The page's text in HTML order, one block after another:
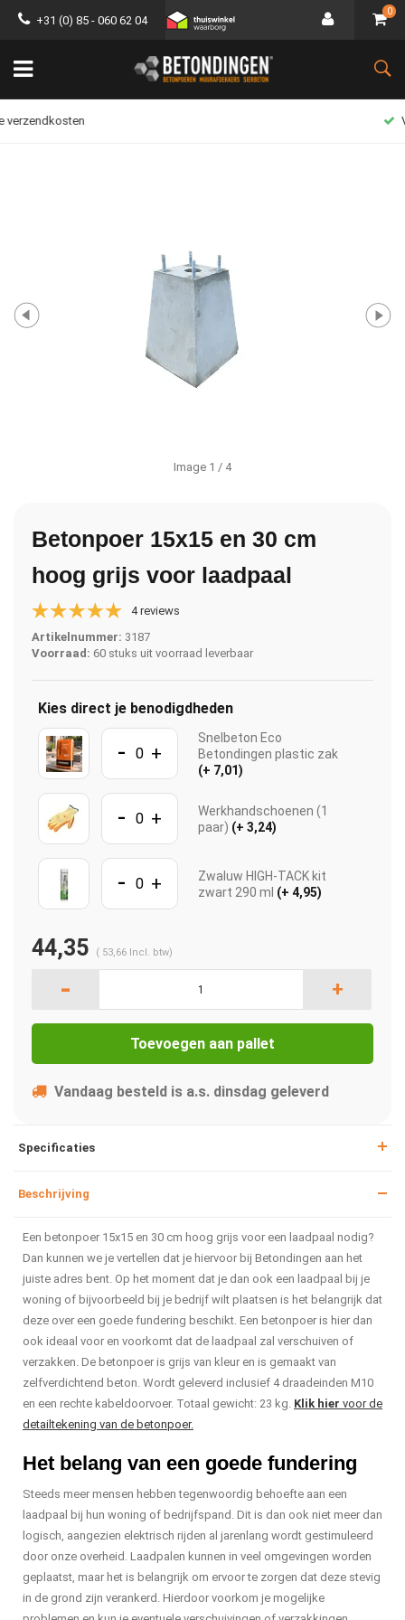
+31 (0) 85 - 060 62 04
0
Image 1 / 4
Betonpoer 15x15 en 30 cm
hoog grijs voor laadpaal
4 reviews
Artikelnummer: 3187
Voorraad: 60 stuks uit voorraad leverbaar
Kies direct je benodigdheden
- +
Snelbeton Eco
Betondingen plastic zak
(+ 7,01)
- +
Werkhandschoenen (1
paar) (+ 3,24)
- +
Zwaluw HIGH-TACK kit
zwart 290 ml (+ 4,95)
44,35 ( 53,66 Incl. btw)
- +
Toevoegen aan pallet
Vandaag besteld is a.s. dinsdag geleverd
Specificaties
Beschrijving
Een betonpoer 15x15 en 30 cm hoog grijs voor een laadpaal nodig?
Dan kunnen we je vertellen dat je hiervoor bij Betondingen aan het
juiste adres bent. Op het moment dat je dan ook een laadpaal bij je
woning of bijvoorbeeld bij je bedrijf wilt plaatsen is het belangrijk dat
deze over een goede fundering beschikt. Een betonpoer is hier dan
ook ideaal voor en voorkomt dat de laadpaal zal verschuiven of
verzakken. De betonpoer is grijs van kleur en is gemaakt van
zelfverdichtend beton. Wordt geleverd inclusief 4 draadeinden M10
en een rechte kabeldoorvoer. Totaal gewicht: 23 kg. Klik hier voor de
detailtekening van de betonpoer.
Het belang van een goede fundering
Steeds meer mensen hebben tegenwoordig behoefte aan een
laadpaal bij hun woning of bedrijfspand. Dit is dan ook niet meer dan
logisch, aangezien elektrisch rijden al jarenlang wordt gestimuleerd
door onze overheid. Laadpalen kunnen in veel omgevingen worden
geplaatst, maar het is belangrijk om ervoor te zorgen dat deze stevig
in de grond zijn verankerd. Hierdoor voorkom je mogelijke